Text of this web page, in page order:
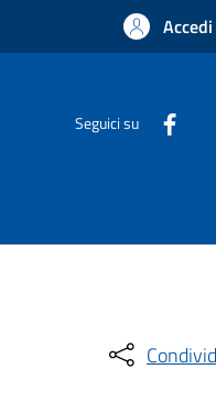
Seguici su